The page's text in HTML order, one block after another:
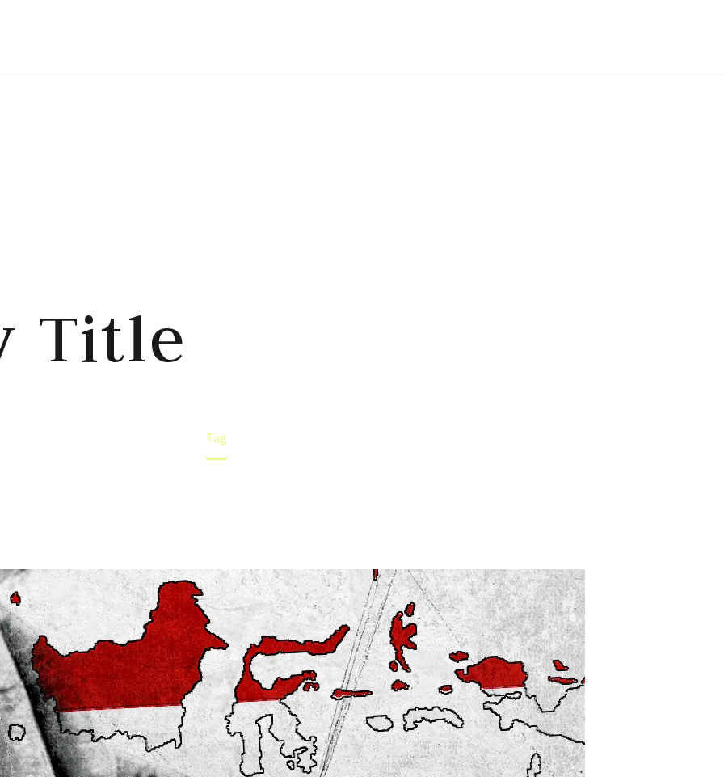
Title
Tag